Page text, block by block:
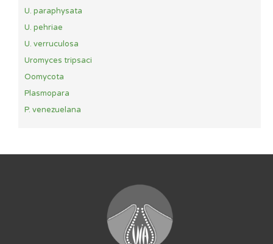
U. paraphysata
U. pehriae
U. verruculosa
Uromyces tripsaci
Oomycota
Plasmopara
P. venezuelana